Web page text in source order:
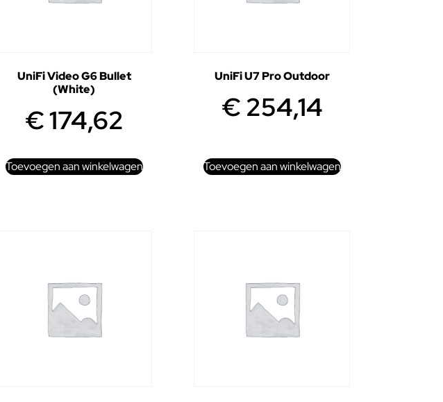
UniFi Video G6 Bullet
(White)
€174,62
Toevoegen aan winkelwagen
UniFi U7 Pro Outdoor
€254,14
Toevoegen aan winkelwagen